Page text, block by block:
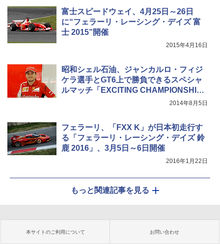
富士スピードウェイ、4月25日～26日
に“フェラーリ・レーシング・デイズ 富
士 2015”開催
2015年4月16日
昭和シェル石油、ジャンカルロ・フィジ
ケラ選手とGT6上で勝負できるスペシャ
ルマッチ「EXCITING CHAMPIONSHI
2014年8月5日
フェラーリ、「FXX K」が日本初走行す
る「フェラーリ・レーシング・デイズ 鈴
鹿 2016」、3月5日～6日開催
2016年1月22日
もっと関連記事を見る
本サイトのご利用について お問い合わせ